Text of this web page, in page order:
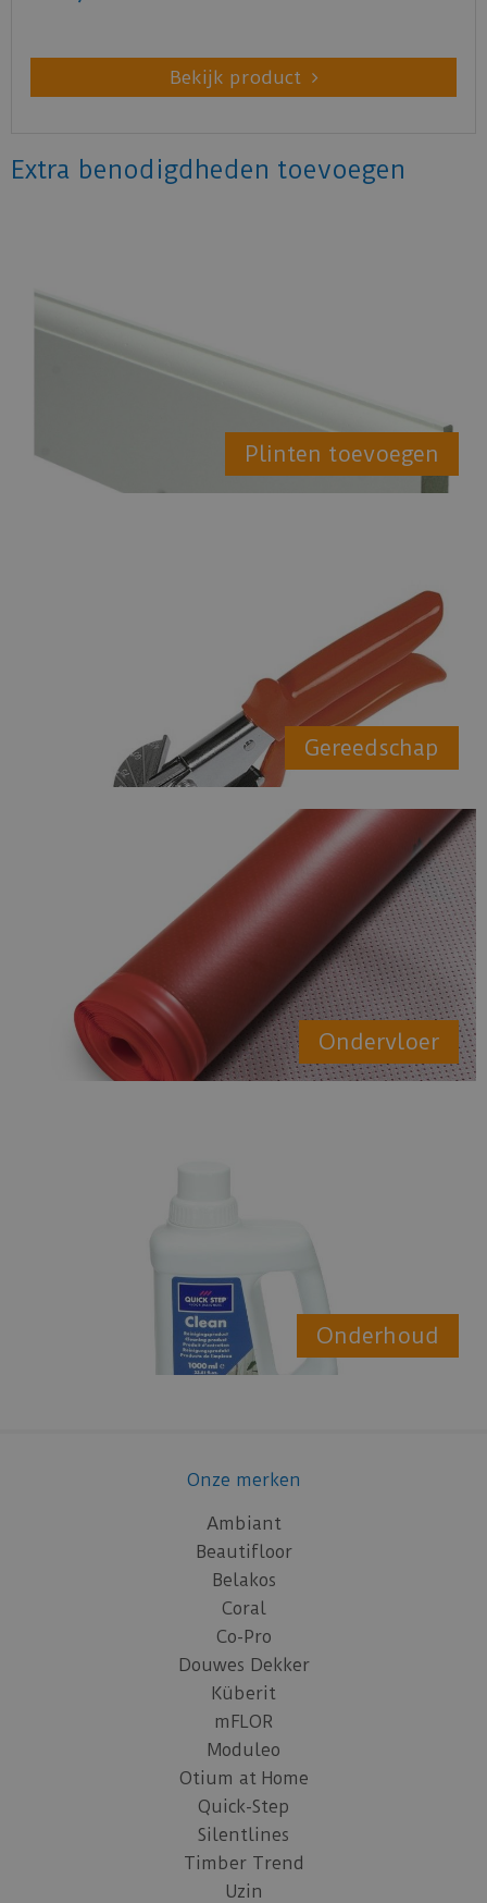
Bekijk product
Extra benodigdheden toevoegen
Plinten toevoegen
Gereedschap
Ondervloer
Onderhoud
Onze merken
Ambiant
Beautifloor
Belakos
Coral
Co-Pro
Douwes Dekker
Küberit
mFLOR
Moduleo
Otium at Home
Quick-Step
Silentlines
Timber Trend
Uzin